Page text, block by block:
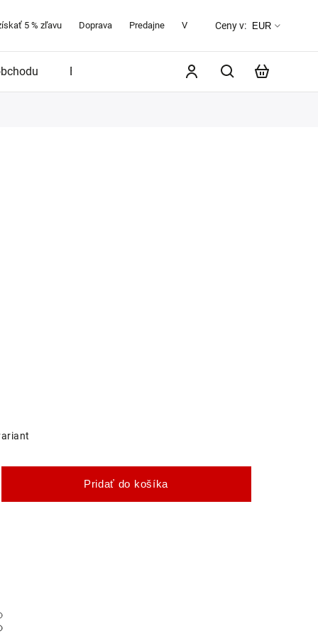
5 % zľavu Doprava Predajne Veľkostná tabuľka O značke
Ceny v: EUR
Blog
Pridať do košíka